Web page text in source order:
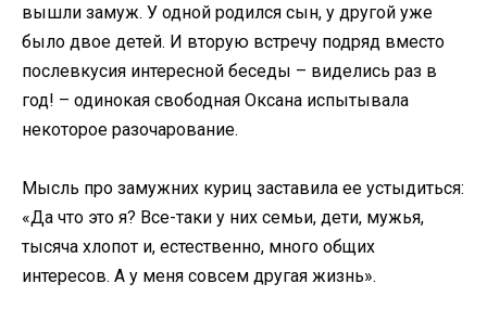
вышли замуж. У одной родился сын, у другой уже
было двое детей. И вторую встречу подряд вместо
послевкусия интересной беседы – виделись раз в
год! – одинокая свободная Оксана испытывала
некоторое разочарование.
Мысль про замужних куриц заставила ее устыдиться:
«Да что это я? Все-таки у них семьи, дети, мужья,
тысяча хлопот и, естественно, много общих
интересов. А у меня совсем другая жизнь».